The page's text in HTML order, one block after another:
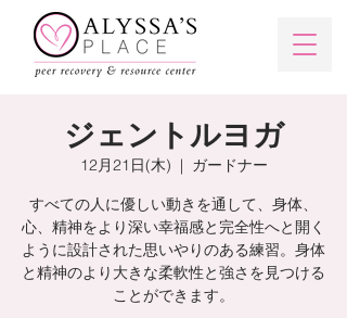
ジェントルヨガ
12月21日(木)
  |
ガードナー
すべての人に優しい動きを通して、身体、
心、精神をより深い幸福感と完全性へと開く
ように設計された思いやりのある練習。身体
と精神のより大きな柔軟性と強さを見つける
ことができます。